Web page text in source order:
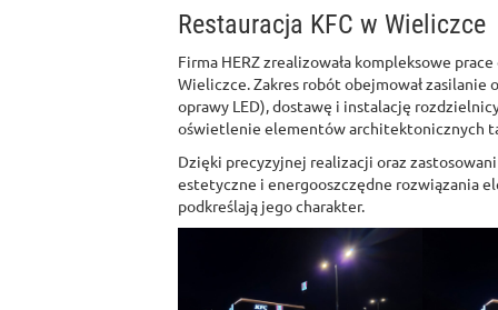
Restauracja KFC w Wieliczce
Firma HERZ zrealizowała kompleksowe
Wieliczce. Zakres robót obejmował
oprawy LED), dostawę i instalację
oświetlenie elementów architektonicznych
Dzięki precyzyjnej realizacji oraz
estetyczne i energooszczędne rozwiązania
podkreślają jego charakter.